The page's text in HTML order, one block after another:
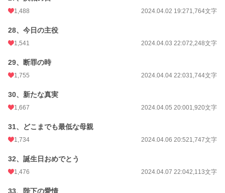
1,488 2024.04.02 19:271,764文字
28、今日の主役
1,541 2024.04.03 22:072,248文字
29、断罪の時
1,755 2024.04.04 22:031,744文字
30、新たな真実
1,667 2024.04.05 20:001,920文字
31、どこまでも最低な母親
1,734 2024.04.06 20:521,747文字
32、誕生日おめでとう
1,476 2024.04.07 22:042,113文字
33、陛下の愛情